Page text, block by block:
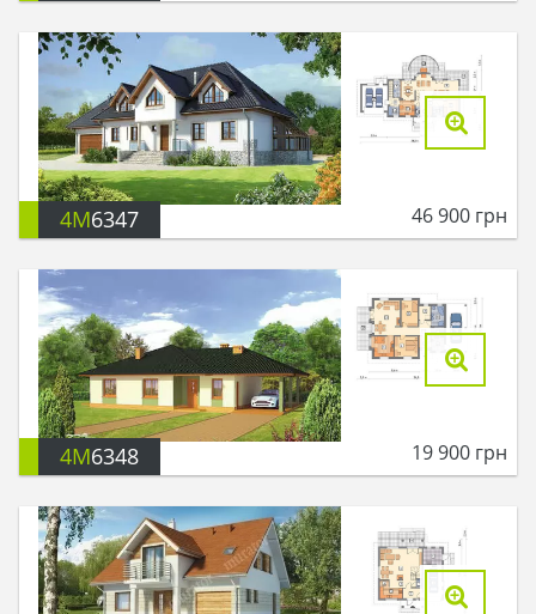
4M6347 46 900 грн
4M6348 19 900 грн